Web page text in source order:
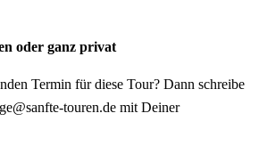
oder ganz privat
Termin für diese Tour? Dann schreibe
touren.de mit Deiner